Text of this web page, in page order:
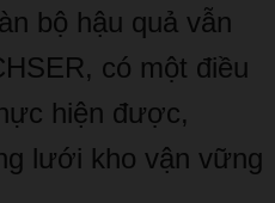
àn bộ hậu quả vẫn
có một điều
ực hiện được,
lưới kho vận vững